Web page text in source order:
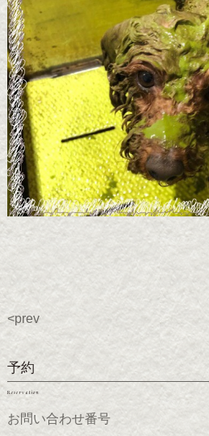
<prev
予約
Reservation
お問い合わせ番号